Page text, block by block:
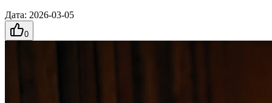
Дата: 2026-03-05
0